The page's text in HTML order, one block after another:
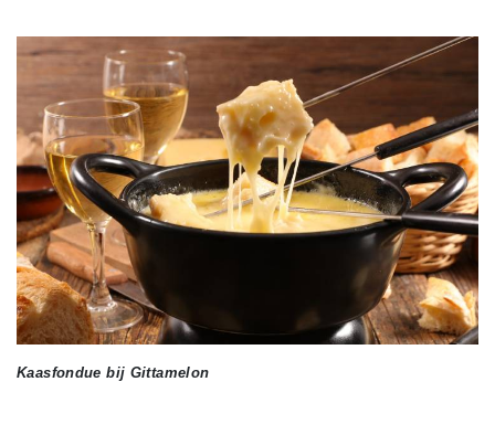
Kaasfondue bij Gittamelon